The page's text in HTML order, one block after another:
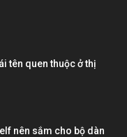
tên quen thuộc ở thị
nên sắm cho bộ dàn